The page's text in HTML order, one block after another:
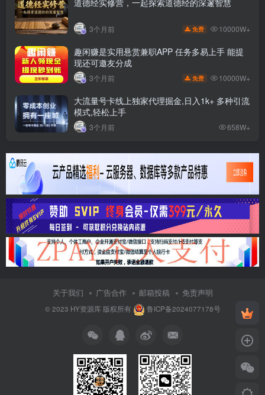
道德经实修营，一起探索道德经的深邃智慧
3个月前 免费 10000W+
趣闲赚是实用悬赏兼职APP 任务多易上手 能提
现还可邀友分成
3个月前 免费 10000W+
大流量号卡线上独家代理掘金,日入1k+ 多种引流
模式,轻松上手
3个月前 658W+
关于我们 广告合作 邮箱投稿 免责声明
© 2023 HY资源库版权所有 鲁ICP备2024077178号